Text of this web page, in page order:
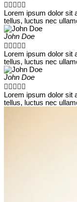
    
Lorem ipsum dolor sit
tellus, luctus nec
John Doe
    
Lorem ipsum dolor sit
tellus, luctus nec
John Doe
    
Lorem ipsum dolor sit
tellus, luctus nec